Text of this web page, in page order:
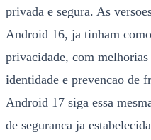
privada e segura. As
Android 16, ja tinham
privacidade, com melhorias
identidade e prevencao de
Android 17 siga essa
de seguranca ja